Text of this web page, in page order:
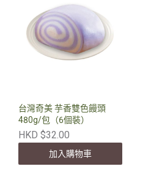
台灣奇美 芋香雙色饅頭
480g/包（6個裝）
HKD $32.00
加入購物車